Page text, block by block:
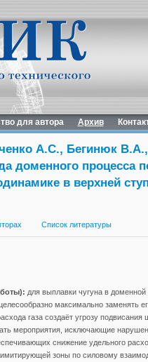
для автора Архив
А.С., Бегинюк
доменного процесса
в верхней
Список литературы
для выплавки чугуна в
максимально заменять
газа создаёт угрозу
мероприятия, исключающие
снижение удельного
зоны по силовому